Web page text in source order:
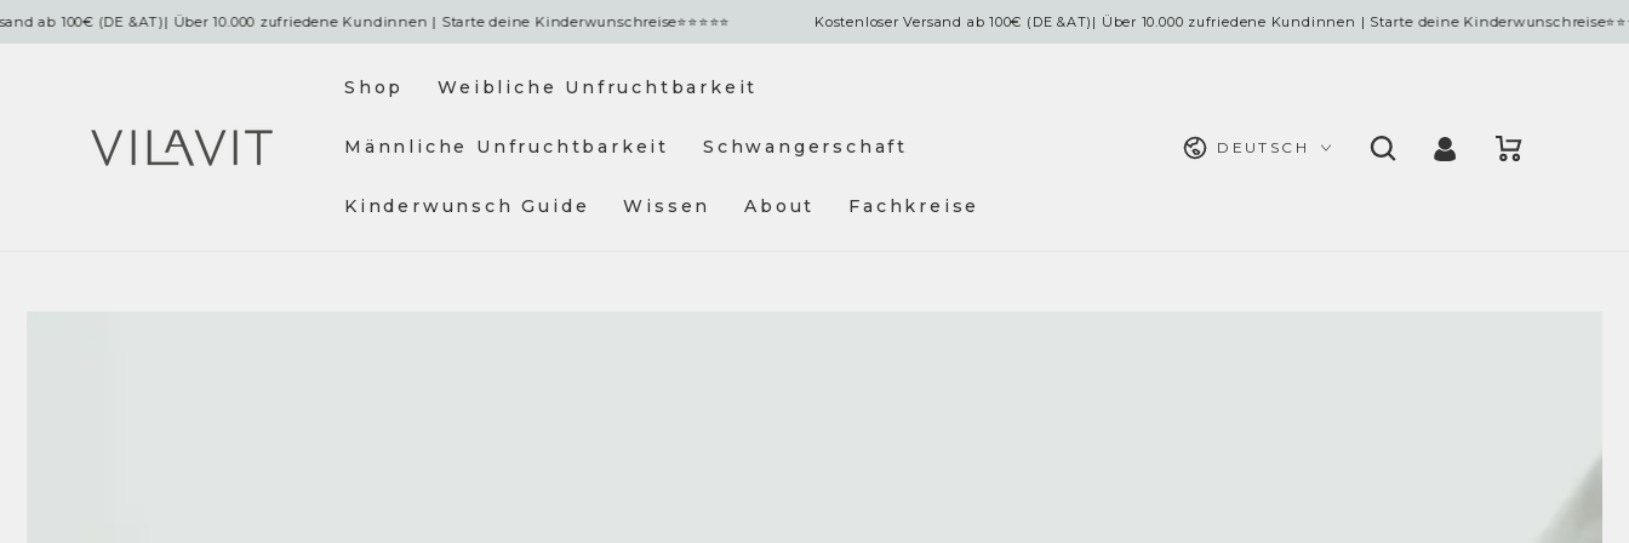
(DE &AT)| Über 10.000 zufriedene Kundinnen | Starte deine Kinderwunschreise⭐⭐⭐⭐⭐ Kostenloser Versand ab 100€ (DE &AT)| Über 10.000 zufriedene Kundinnen | Starte deine Kinderwunschreise⭐⭐⭐⭐⭐
Shop Weibliche Unfruchtbarkeit
Männliche Unfruchtbarkeit Schwangerschaft
Kinderwunsch Guide Wissen About Fachkreise
SpracheDEUTSCH EinloggenWarenkorb